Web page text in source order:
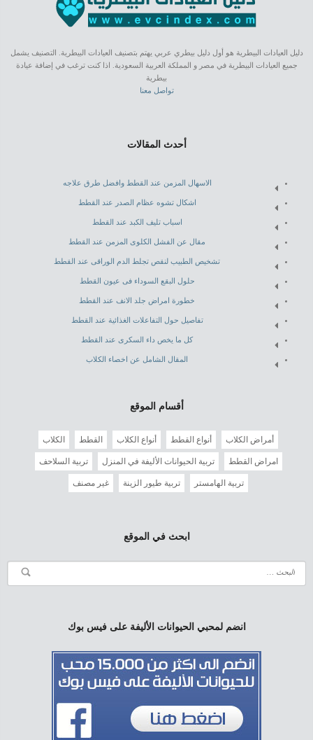
دليل العيادات البيطرية هو أول دليل بيطري عربي يهتم بتصنيف العيادات البيطرية. التصنيف يشمل
جميع العيادات البيطرية في مصر و المملكة العربية السعودية. اذا كنت ترغب في إضافة عيادة
بيطرية
تواصل معنا
أحدث المقالات
الاسهال المزمن عند القطط وافضل طرق علاجه
اشكال تشوه عظام الصدر عند القطط
اسباب تليف الكبد عند القطط
مقال عن الفشل الكلوى المزمن عند القطط
تشخيص الطبيب لنقص تجلط الدم الوراقى عند القطط
حلول البقع السوداء فى عيون القطط
خطورة امراض جلد الانف عند القطط
تفاصيل حول التفاعلات الغذائية عند القطط
كل ما يخص داء السكرى عند القطط
المقال الشامل عن اخصاء الكلاب
أقسام الموقع
أمراض الكلاب أنواع القطط أنواع الكلاب القطط الكلاب
امراض القطط تربية الحيوانات الأليفة في المنزل تربية السلاحف
تربية الهامستر تربية طيور الزينة غير مصنف
ابحث في الموقع
انضم لمحبي الحيوانات الأليفة على فيس بوك